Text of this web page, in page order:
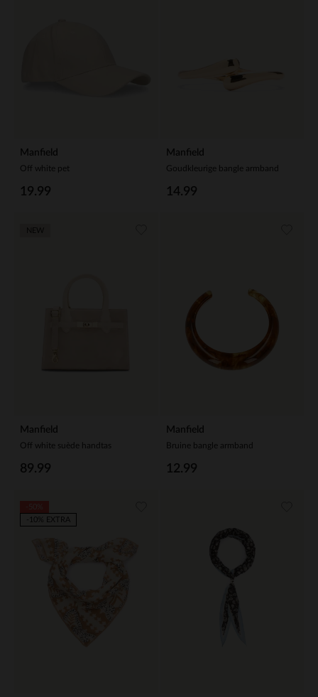
Manfield
Off white pet
19.99
Manfield
Goudkleurige bangle armband
14.99
Manfield
Off white suède handtas
89.99
Manfield
Bruine bangle armband
12.99
-10% EXTRA